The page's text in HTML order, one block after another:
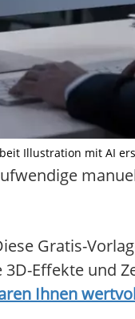
Illustration mit AI
Gratis-
Effekte und
Ihnen